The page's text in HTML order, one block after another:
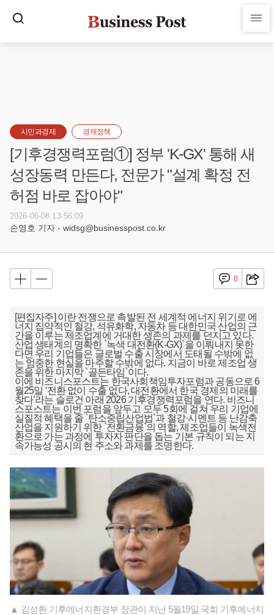
시민과경제 경제정책
[기후경쟁력포럼①] 정부 'K-GX' 통해 새
성장동력 만든다, 전문가 "설계 확정 전
허점 바로 잡아야"
2026-06-08 13:56:09
손영호 기자 - widsg@businesspost.co.kr
0
[편집자주] 이란 전쟁으로 촉발된 전 세계적 에너지 위기로 에
너지 집약적인 철강, 석유화학, 자동차 등 대한민국 산업의 근
간을 이루는 제조업계에 거대한 생존의 과제를 던지고 있다.
산업 생태계의 명확한 `녹색 대전환(K-GX)`을 이뤄내지 못한
다면 우리 기업들은 글로벌 수출 시장에서 도태될 수밖에 없
는 엄중한 현실을 마주할 수밖에 없다. 지금이 바로 제조업 생
존을 위한 마지막 `골든타임`이다.
이에 비즈니스포스트는 한국사회책임투자포럼과 공동으로 6
월25일 ‘전환 없이 수출 없다, 대전환에서 한국 경제의 미래를
찾다’라는 슬로건 아래 2026 기후경쟁력포럼을 연다. 비즈니
스포스트는 이번 포럼을 앞두고 모두 5회에 걸쳐 우리 기업에
실질적 혜택을 줄 `탄소중립산업법`과 철강·시멘트 등 난감축
산업을 지원하기 위한 `전환금융`의 역할, 제조업들이 녹색전
환으로 가는 과정에 투자자 판단을 돕는 기본 규칙이 되는 지
속가능성 공시의 현 주소와 과제를 조명한다.
▲ 김성환 기후에너지환경부 장관이 지난 5월19일 국회 기후에너지